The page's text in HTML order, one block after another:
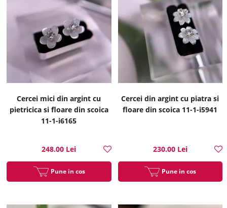
Cercei mici din argint cu
pietricica si floare din scoica
11-1-i6165
248.00 Lei
Pune in cos
Cercei din argint cu piatra si
floare din scoica 11-1-i5941
230.00 Lei
Pune in cos